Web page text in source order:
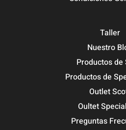
Taller
Nuestro
Productos de
Productos de
Outlet
Oultet
Preguntas